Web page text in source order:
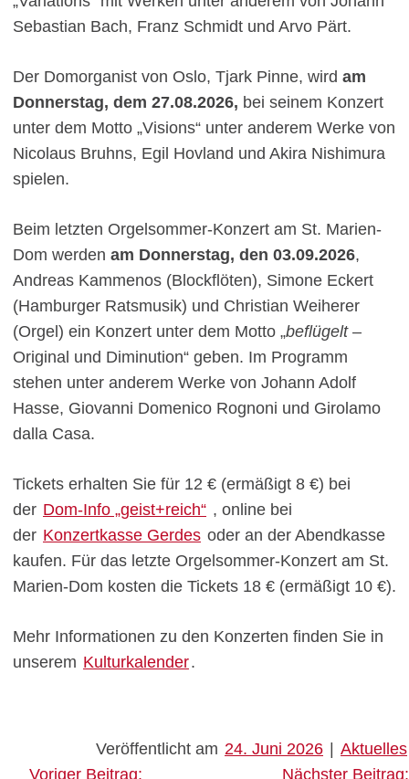
Sebastian Bach, Franz Schmidt und Arvo Pärt.
Der Domorganist von Oslo, Tjark Pinne, wird am
Donnerstag, dem 27.08.2026, bei seinem Konzert
unter dem Motto „Visions“ unter anderem Werke von
Nicolaus Bruhns, Egil Hovland und Akira Nishimura
spielen.
Beim letzten Orgelsommer-Konzert am St. Marien-
Dom werden am Donnerstag, den 03.09.2026,
Andreas Kammenos (Blockflöten), Simone Eckert
(Hamburger Ratsmusik) und Christian Weiherer
(Orgel) ein Konzert unter dem Motto „beflügelt–
Original und Diminution“ geben. Im Programm
stehen unter anderem Werke von Johann Adolf
Hasse, Giovanni Domenico Rognoni und Girolamo
dalla Casa.
Tickets erhalten Sie für 12 € (ermäßigt 8 €) bei
der Dom-Info „geist+reich“ , online bei
der Konzertkasse Gerdes oder an der Abendkasse
kaufen. Für das letzte Orgelsommer-Konzert am St.
Marien-Dom kosten die Tickets 18 € (ermäßigt 10 €).
Mehr Informationen zu den Konzerten finden Sie in
unserem Kulturkalender.
Veröffentlicht am 24. Juni 2026 Aktuelles
Beitragsnavigation
Voriger Beitrag:
Nächster Beitrag: